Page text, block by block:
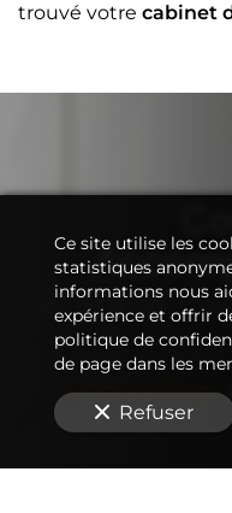
trouvé votre cabinet
de votre
Immobilier
Ce site utilise les
statistiques
informations nous
expérience et offrir
politique de
de page dans les
Refuser